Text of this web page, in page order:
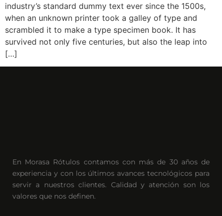
industry’s standard dummy text ever since the 1500s,
when an unknown printer took a galley of type and
scrambled it to make a type specimen book. It has
survived not only five centuries, but also the leap into
[…]
En Morasa Rótulos contamos con más de 30 años de
experiencia y con los últimos avances tecnológicos para
servir a nuestros clientes. Calidad y atención son los
valores que nos definen.